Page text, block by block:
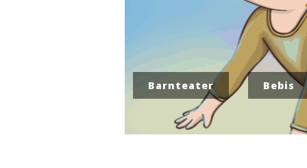
Barnteater Bebis